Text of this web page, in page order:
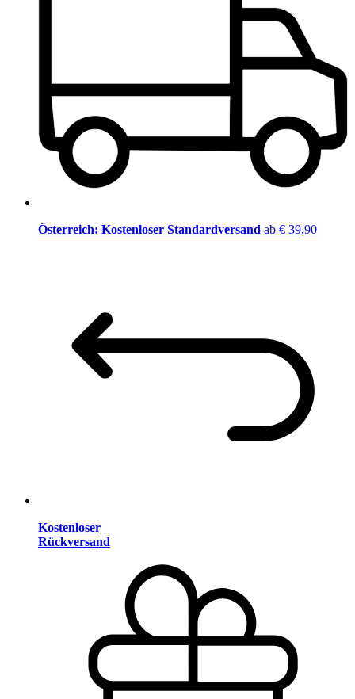
Österreich: Kostenloser Standardversand ab € 39,90
Kostenloser
Rückversand